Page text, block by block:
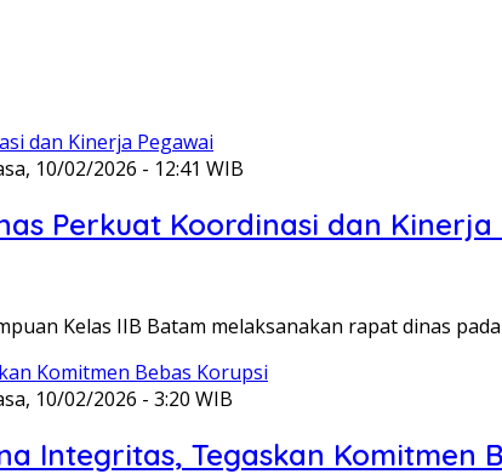
10/02/2026 - 12:41 WIB
Perkuat Koordinasi dan Kinerja
Kelas IIB Batam melaksanakan rapat dinas
10/02/2026 - 3:20 WIB
Integritas, Tegaskan Komitmen